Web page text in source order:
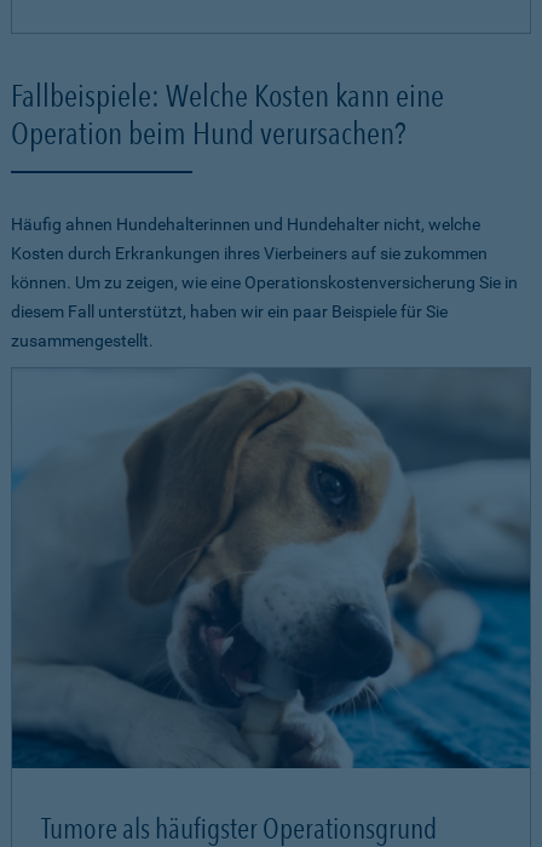
Fallbeispiele: Welche Kosten kann eine
Operation beim Hund verursachen?
Häufig ahnen Hundehalterinnen und Hundehalter nicht, welche
Kosten durch Erkrankungen ihres Vierbeiners auf sie zukommen
können. Um zu zeigen, wie eine Operationskostenversicherung Sie in
diesem Fall unterstützt, haben wir ein paar Beispiele für Sie
zusammengestellt.
Tumore als häufigster Operationsgrund